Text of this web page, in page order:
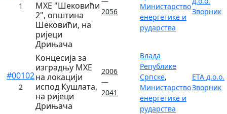
1
МХЕ "Шековићи
2", општина
Шековићи, на
ријеци
Дрињача
2056
Министарство
енергетике и
рударства
Зворник
#00102
2
Концесија за
изградњу МХЕ
на локацији
испод Кушлата,
на ријеци
Дрињача
2006
—
2041
Влада
Републике
Српске,
Министарство
енергетике и
рударства
ЕТА д.о.о.
Зворник